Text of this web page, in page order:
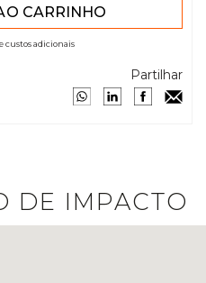
custos adicionais
Partilhar
DE IMPACTO